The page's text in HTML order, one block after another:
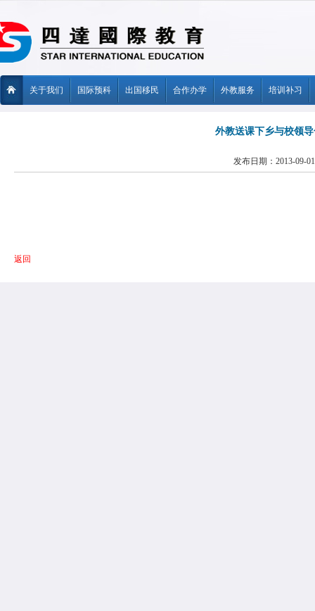
关于我们 国际预科 出国移民 合作办学 外教服务 培训补习
外教送课下乡与校领
发布日期：2013-09-01
返回